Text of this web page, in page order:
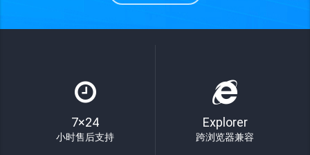
7×24
小时售后支持
Explorer
跨浏览器兼容